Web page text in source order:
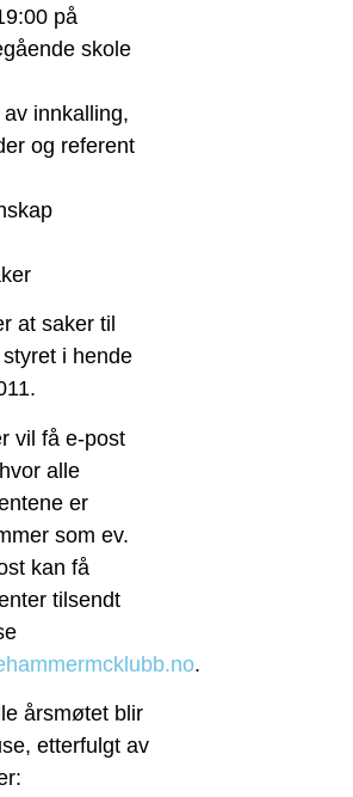
på
skole
innkalling,
og referent
at saker til
i hende
vil få e-post
alle
er
som ev.
kan få
tilsendt
.
årsmøtet blir
etterfulgt av